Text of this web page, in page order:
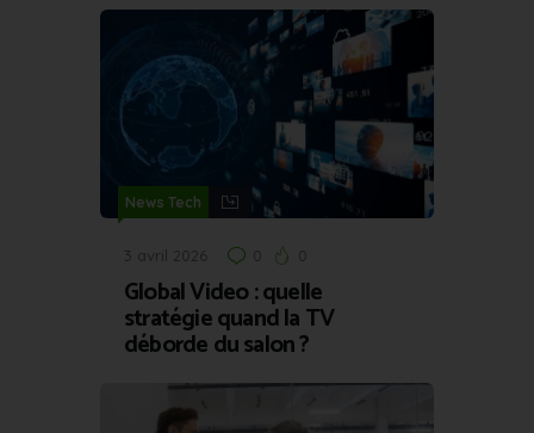
News Tech
3 avril 2026 0 0
Global Video : quelle
stratégie quand la TV
déborde du salon ?